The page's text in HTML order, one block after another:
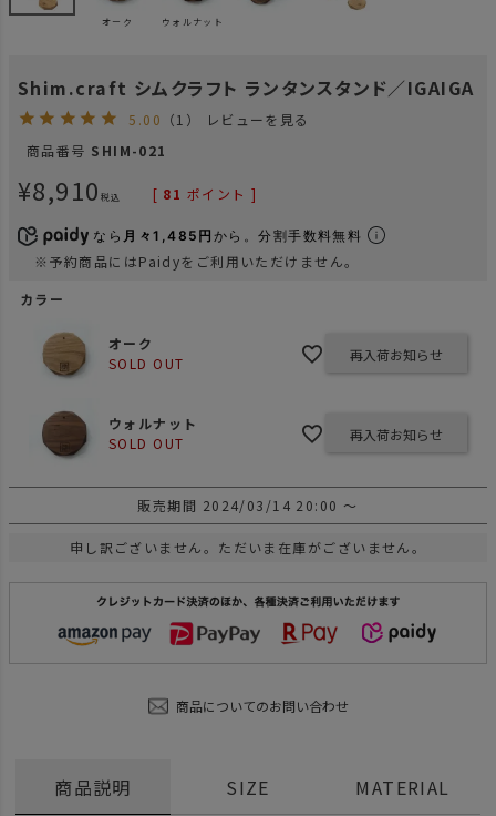
オーク ウォルナット
Shim.craft シムクラフト ランタンスタンド／IGAIGA
5.00 （1）
レビューを見る
商品番号 SHIM-021
¥8,910 税込 [ 81 ポイント ]
なら 月々1,485円 から。分割手数料無料
※予約商品にはPaidyをご利用いただけません。
カラー
オーク
SOLD OUT
再入荷お知らせ
ウォルナット
SOLD OUT
再入荷お知らせ
販売期間 2024/03/14 20:00 〜
申し訳ございません。ただいま在庫がございません。
商品についてのお問い合わせ
商品説明 SIZE MATERIAL